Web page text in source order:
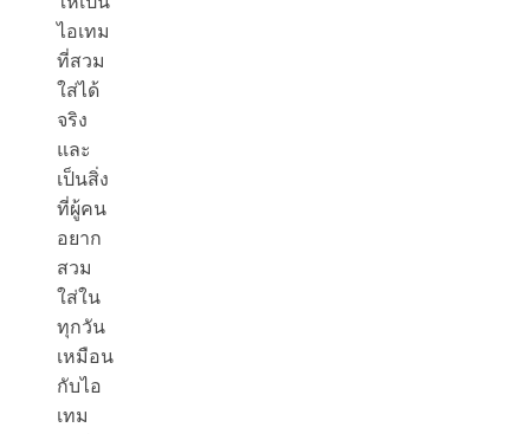
ไอเทม
ที่สวม
ใส่ได้
จริง
และ
เป็นสิ่ง
ที่ผู้คน
อยาก
สวม
ใส่ใน
ทุกวัน
เหมือน
กับไอ
เทม